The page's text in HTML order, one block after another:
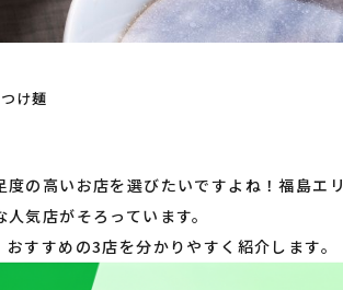
つけ麺
の高いお店を選びたいですよね！福島エリ
気店がそろっています。
すすめの3店を分かりやすく紹介します。